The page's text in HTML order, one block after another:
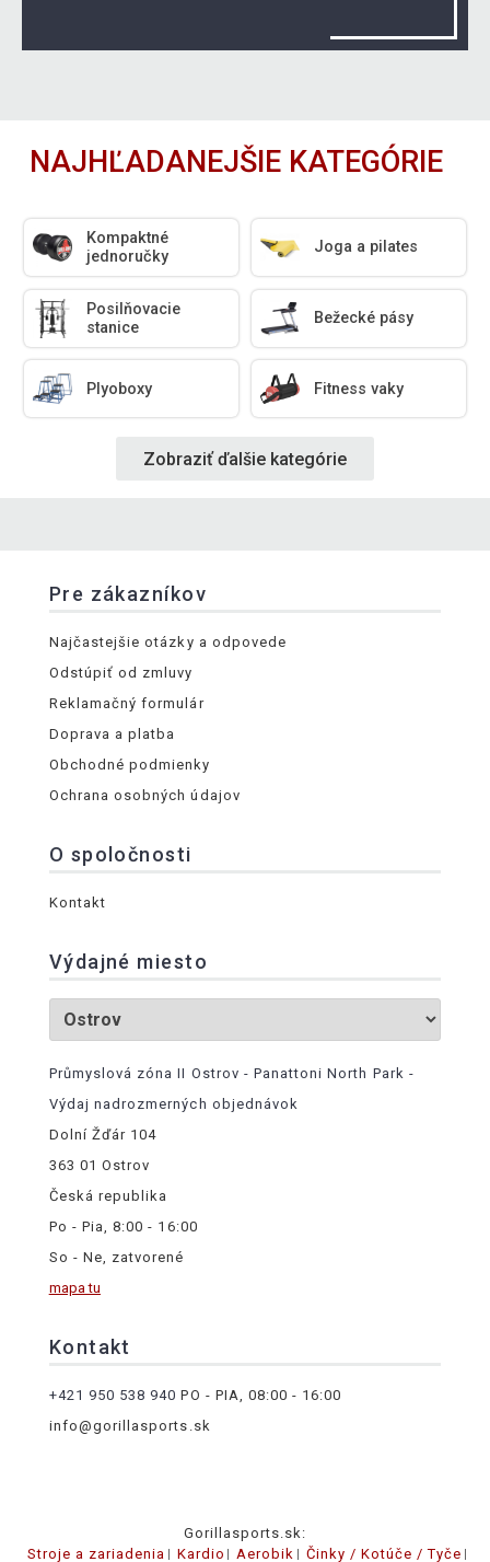
NAJHĽADANEJŠIE KATEGÓRIE
Kompaktné
jednoručky
Joga a pilates
Posilňovacie
stanice
Bežecké pásy
Plyoboxy Fitness vaky
Zobraziť ďalšie kategórie
Pre zákazníkov
Najčastejšie otázky a odpovede
Odstúpiť od zmluvy
Reklamačný formulár
Doprava a platba
Obchodné podmienky
Ochrana osobných údajov
O spoločnosti
Kontakt
Výdajné miesto
Průmyslová zóna II Ostrov - Panattoni North Park -
Výdaj nadrozmerných objednávok
Dolní Žďár 104
363 01 Ostrov
Česká republika
Po - Pia, 8:00 - 16:00
So - Ne, zatvorené
mapa tu
Kontakt
+421 950 538 940 PO - PIA, 08:00 - 16:00
info@gorillasports.sk
Gorillasports.sk:
Stroje a zariadenia
Kardio Aerobik Činky / Kotúče / Tyče